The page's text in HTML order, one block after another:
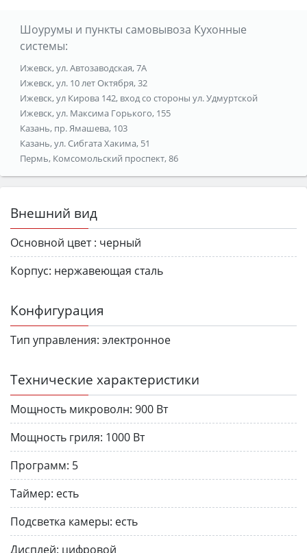
Шоурумы и пункты самовывоза Кухонные
системы:
Ижевск, ул. Автозаводская, 7А
Ижевск, ул. 10 лет Октября, 32
Ижевск, ул Кирова 142, вход со стороны ул. Удмуртской
Ижевск, ул. Максима Горького, 155
Казань, пр. Ямашева, 103
Казань, ул. Сибгата Хакима, 51
Пермь, Комсомольский проспект, 86
Внешний вид
Основной цвет : черный
Корпус: нержавеющая сталь
Конфигурация
Тип управления: электронное
Технические характеристики
Мощность микроволн: 900 Вт
Мощность гриля: 1000 Вт
Программ: 5
Таймер: есть
Подсветка камеры: есть
Дисплей: цифровой